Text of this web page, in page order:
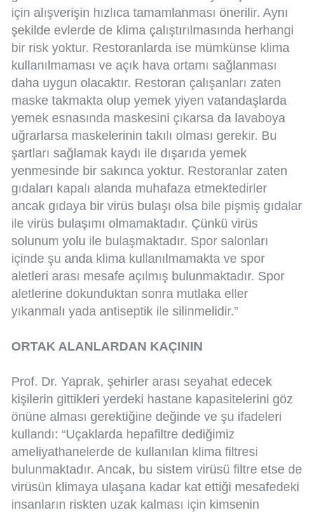
için alışverişin hızlıca tamamlanması önerilir. Aynı
şekilde evlerde de klima çalıştırılmasında herhangi
bir risk yoktur. Restoranlarda ise mümkünse klima
kullanılmaması ve açık hava ortamı sağlanması
daha uygun olacaktır. Restoran çalışanları zaten
maske takmakta olup yemek yiyen vatandaşlarda
yemek esnasında maskesini çıkarsa da lavaboya
uğrarlarsa maskelerinin takılı olması gerekir. Bu
şartları sağlamak kaydı ile dışarıda yemek
yenmesinde bir sakınca yoktur. Restoranlar zaten
gıdaları kapalı alanda muhafaza etmektedirler
ancak gıdaya bir virüs bulaşı olsa bile pişmiş gıdalar
ile virüs bulaşımı olmamaktadır. Çünkü virüs
solunum yolu ile bulaşmaktadır. Spor salonları
içinde şu anda klima kullanılmamakta ve spor
aletleri arası mesafe açılmış bulunmaktadır. Spor
aletlerine dokunduktan sonra mutlaka eller
yıkanmalı yada antiseptik ile silinmelidir.”
ORTAK ALANLARDAN KAÇININ
Prof. Dr. Yaprak, şehirler arası seyahat edecek
kişilerin gittikleri yerdeki hastane kapasitelerini göz
önüne alması gerektiğine değinde ve şu ifadeleri
kullandı: “Uçaklarda hepafiltre dediğimiz
ameliyathanelerde de kullanılan klima filtresi
bulunmaktadır. Ancak, bu sistem virüsü filtre etse de
virüsün klimaya ulaşana kadar kat ettiği mesafedeki
insanların riskten uzak kalması için kimsenin